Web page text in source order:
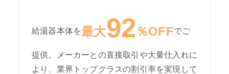
給湯器本体を最大92％OFFでご
提供。メーカーとの直接取引や大量仕入れに
より、業界トップクラスの割引率を実現して